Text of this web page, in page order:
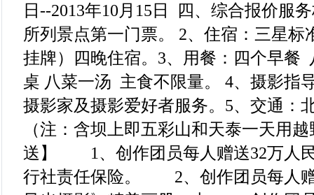
日--2013年10月15日 四、综合报价服
所列景点第一门票。 2、住宿：三星标
挂牌）四晚住宿。3、用餐：四个早
桌 八菜一汤 主食不限量。 4、摄影指
摄影家及摄影爱好者服务。5、交通：
（注：含坝上即五彩山和天泰一天用
送】 1、创作团员每人赠送32万人
行社责任保险。 2、创作团员每人赠